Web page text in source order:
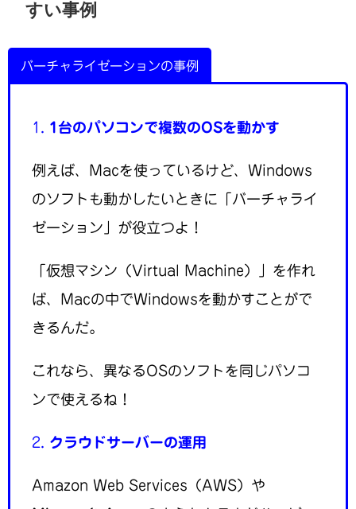
すい事例
バーチャライゼーションの事例
1. 1台のパソコンで複数のOSを動かす
例えば、Macを使っているけど、Windows
のソフトも動かしたいときに「バーチャライ
ゼーション」が役立つよ！
「仮想マシン（Virtual Machine）」を作れ
ば、Macの中でWindowsを動かすことがで
きるんだ。
これなら、異なるOSのソフトを同じパソコ
ンで使えるね！
2. クラウドサーバーの運用
Amazon Web Services（AWS）や